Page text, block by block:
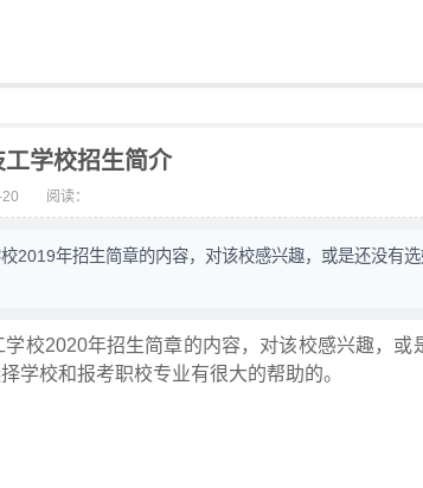
学校招生简介
阅读：
2019年招生简章的内容，对该校感兴趣，或是还没有
校2020年招生简章的内容，对该校感兴趣，或
学校和报考职校专业有很大的帮助的。